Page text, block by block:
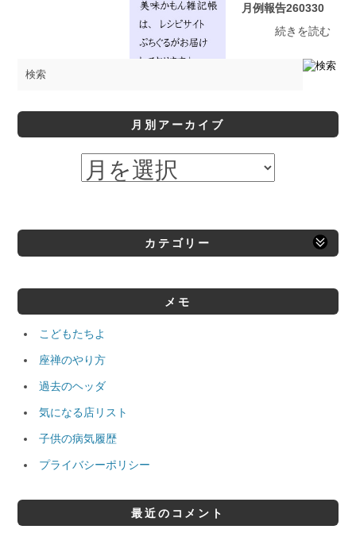
月例報告260330
続きを読む
月別アーカイブ
カテゴリー
メモ
こどもたちよ
座禅のやり方
過去のヘッダ
気になる店リスト
子供の病気履歴
プライバシーポリシー
最近のコメント